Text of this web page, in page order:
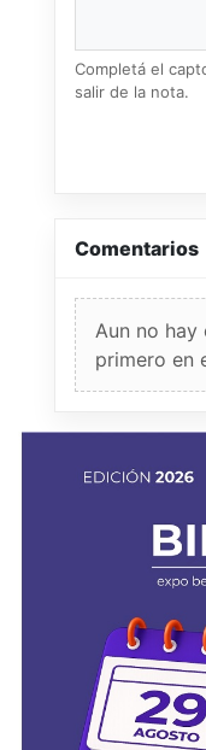
Completá el
salir de la nota.
Comentarios
Aun no hay
primero en